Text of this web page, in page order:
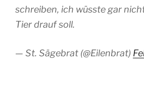
schreiben, ich wüsste gar
Tier drauf soll.
— St. Sägebrat (@Eilenbrat)